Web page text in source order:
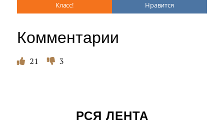
Класс! Нравится
Комментарии
21 3
РСЯ ЛЕНТА